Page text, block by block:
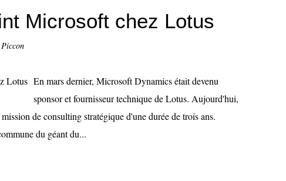
Microsoft chez Lotus
En mars dernier, Microsoft Dynamics était devenu
sponsor et fournisseur technique de Lotus. Aujourd'hui,
de consulting stratégique d'une durée de trois ans.
du géant du...